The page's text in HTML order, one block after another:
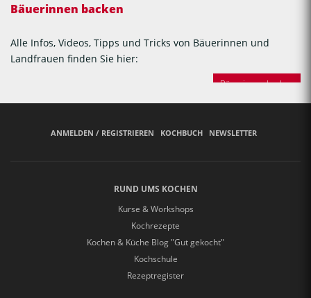
Bäuerinnen backen
Alle Infos, Videos, Tipps und Tricks von Bäuerinnen und
Landfrauen finden Sie hier:
Bäuerinnen backen
ANMELDEN / REGISTRIEREN KOCHBUCH NEWSLETTER
RUND UMS KOCHEN
Kurse & Workshops
Kochrezepte
Kochen & Küche Blog "Gut gekocht"
Kochschule
Rezeptregister